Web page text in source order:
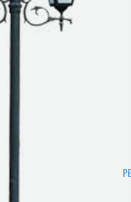
Где можно
производства,
Какие
чтобы